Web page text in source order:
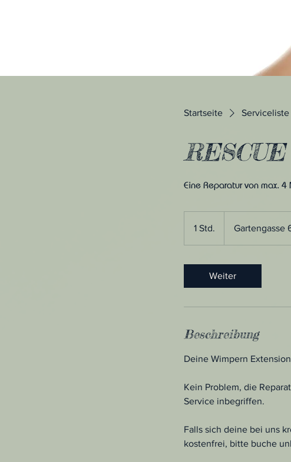
Startseite Serviceliste
Eine Reparatur von max.
1 Std.
d
Gartengasse
Weiter
Beschreibung
Deine Wimpern
Kein Problem, die
Service inbegriffen.
Falls sich deine bei uns
kostenfrei, bitte buche